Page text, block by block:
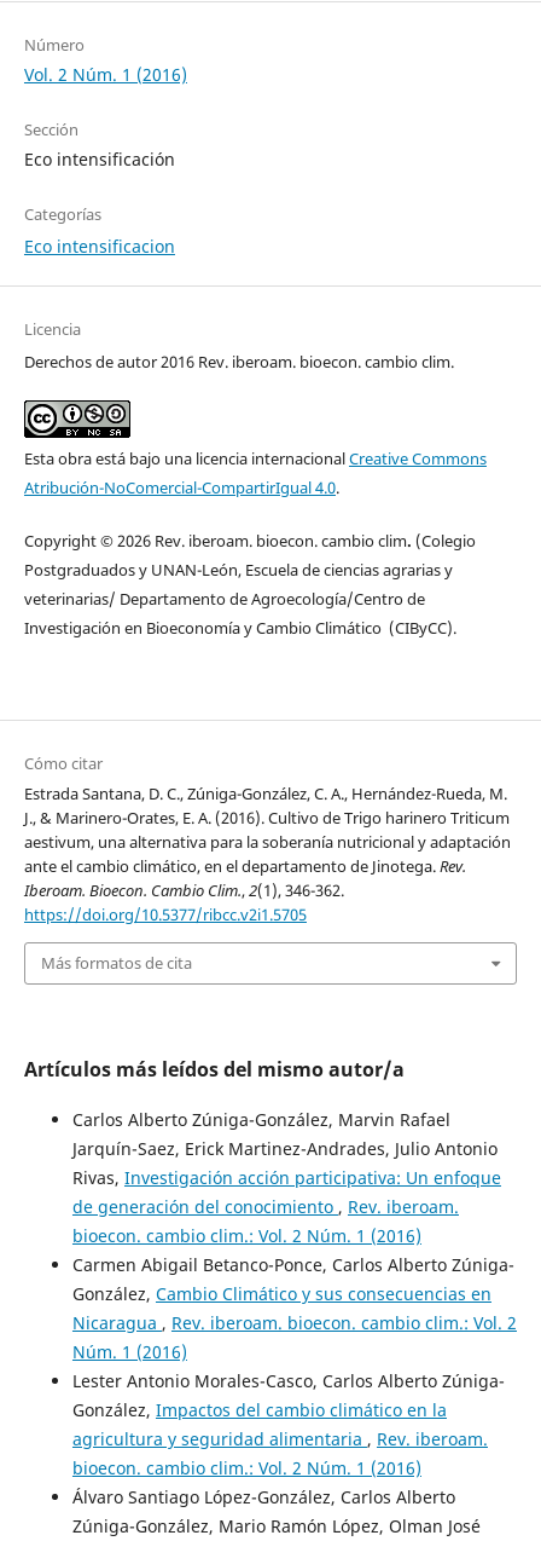
Número
Vol. 2 Núm. 1 (2016)
Sección
Eco intensificación
Categorías
Eco intensificacion
Licencia
Derechos de autor 2016 Rev. iberoam. bioecon. cambio clim.
Esta obra está bajo una licencia internacionalCreative Commons
Atribución-NoComercial-CompartirIgual 4.0.
Copyright © 2026 Rev. iberoam. bioecon. cambio clim. (Colegio
Postgraduados y UNAN-León, Escuela de ciencias agrarias y
veterinarias/ Departamento de Agroecología/Centro de
Investigación en Bioeconomía y Cambio Climático (CIByCC).
Cómo citar
Estrada Santana, D. C., Zúniga-González, C. A., Hernández-Rueda, M.
J., & Marinero-Orates, E. A. (2016). Cultivo de Trigo harinero Triticum
aestivum, una alternativa para la soberanía nutricional y adaptación
ante el cambio climático, en el departamento de Jinotega.Rev.
Iberoam. Bioecon. Cambio Clim.,2(1), 346-362.
https://doi.org/10.5377/ribcc.v2i1.5705
Más formatos de cita
Artículos más leídos del mismo autor/a
Carlos Alberto Zúniga-González, Marvin Rafael
Jarquín-Saez, Erick Martinez-Andrades, Julio Antonio
Rivas, Investigación acción participativa: Un enfoque
de generación del conocimiento , Rev. iberoam.
bioecon. cambio clim.: Vol. 2 Núm. 1 (2016)
Carmen Abigail Betanco-Ponce, Carlos Alberto Zúniga-
González, Cambio Climático y sus consecuencias en
Nicaragua , Rev. iberoam. bioecon. cambio clim.: Vol. 2
Núm. 1 (2016)
Lester Antonio Morales-Casco, Carlos Alberto Zúniga-
González, Impactos del cambio climático en la
agricultura y seguridad alimentaria , Rev. iberoam.
bioecon. cambio clim.: Vol. 2 Núm. 1 (2016)
Álvaro Santiago López-González, Carlos Alberto
Zúniga-González, Mario Ramón López, Olman José